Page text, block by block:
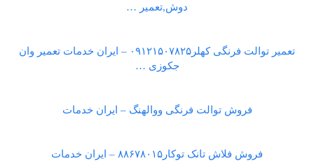
دوش,تعمیر …
تعمیر توالت فرنگی کهلر۰۹۱۲۱۵۰۷۸۲۵ – ایران خدمات تعمیر وان
جکوزی …
فروش توالت فرنگی ووالهنگ – ایران خدمات
فروش فلاش تانک توکار۸۸۶۷۸۰۱۵ – ایران خدمات